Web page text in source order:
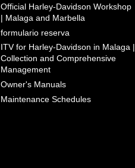
Official Harley-Davidson Workshop
| Malaga and Marbella
formulario reserva
ITV for Harley-Davidson in Malaga |
Collection and Comprehensive
Management
Owner's Manuals
Maintenance Schedules